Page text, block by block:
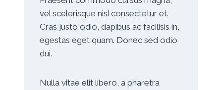
vel scelerisque nisl consectetur et.
Cras justo odio, dapibus ac facilisis in,
egestas eget quam. Donec sed odio
dui.
Nulla vitae elit libero, a pharetra